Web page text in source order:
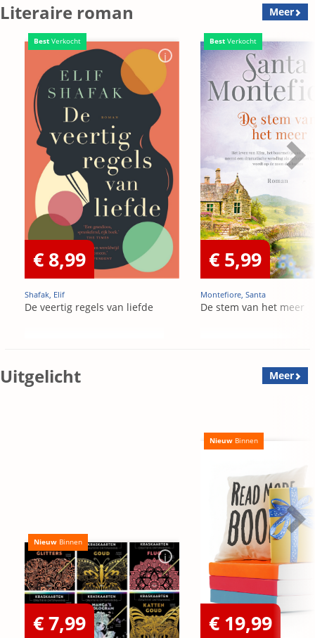
Literaire roman Meer
Best Verkocht
€ 8,99
Shafak, Elif
De veertig regels van liefde
Best Verkocht
€ 5,99
Montefiore, Santa
De stem van het meer
Uitgelicht Meer
Nieuw Binnen
€ 7,99
Nieuw Binnen
€ 19,99